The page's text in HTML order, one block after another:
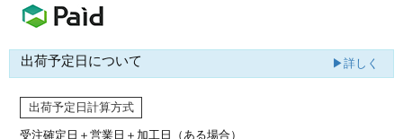
出荷予定日について ▶詳しく
出荷予定日計算方式
受注確定日＋営業日＋加工日（ある場合）